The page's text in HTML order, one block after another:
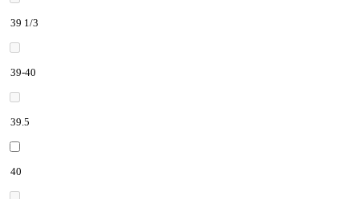
39 1/3
39-40
39.5
40